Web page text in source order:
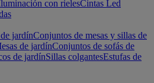
con rielesCintas Led
jardínConjuntos de mesas y sillas de
de jardínConjuntos de sofás de
de jardínSillas colgantesEstufas de